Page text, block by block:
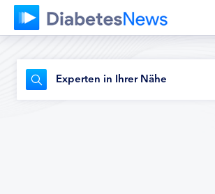
Experten in Ihrer Nähe